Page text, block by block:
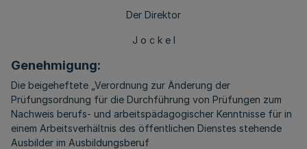
Der Direktor
J o c k e l
Genehmigung:
Die beigeheftete „Verordnung zur Änderung der
Prüfungsordnung für die Durchführung von Prüfungen zum
Nachweis berufs- und arbeitspädagogischer Kenntnisse für in
einem Arbeitsverhältnis des öffentlichen Dienstes stehende
Ausbilder im Ausbildungsberuf